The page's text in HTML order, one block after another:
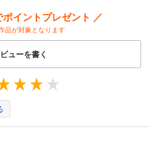
イントプレゼント ／
品が対象となります
ューを書く